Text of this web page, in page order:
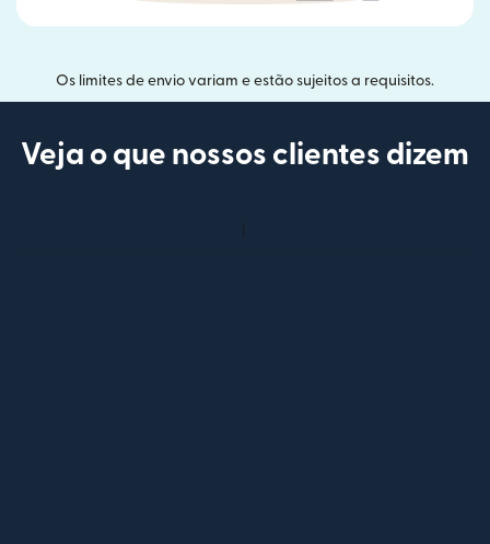
Os limites de envio variam e estão sujeitos a requisitos.
Veja o que nossos clientes dizem